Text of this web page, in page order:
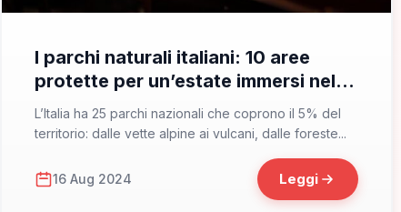
I parchi naturali italiani: 10 aree
protette per un’estate immersi nella
natura
L’Italia ha 25 parchi nazionali che coprono il 5% del
territorio: dalle vette alpine ai vulcani, dalle foreste...
16 Aug 2024 Leggi